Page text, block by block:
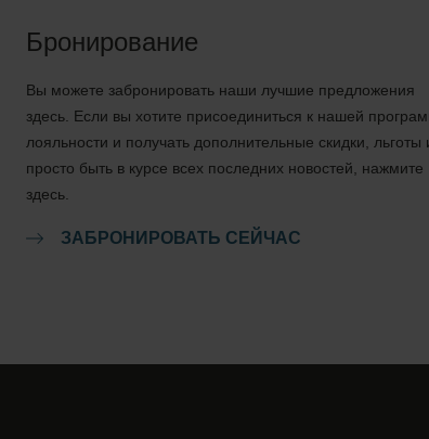
Бронирование
Вы можете забронировать наши лучшие предложения
здесь. Если вы хотите присоединиться к нашей
лояльности и получать дополнительные скидки, льготы
просто быть в курсе всех последних новостей, нажмите
здесь.
ЗАБРОНИРОВАТЬ СЕЙЧАС